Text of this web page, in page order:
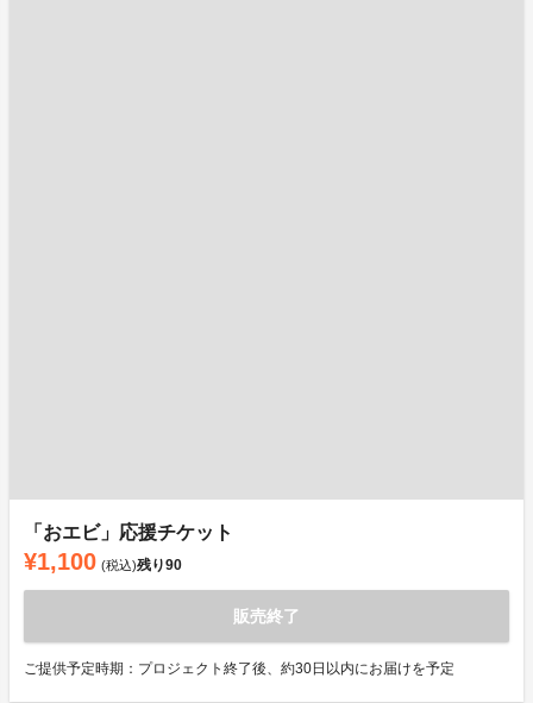
「おエビ」応援チケット
¥1,100 (税込)残り90
販売終了
ご提供予定時期：プロジェクト終了後、約30日以内にお届けを予定